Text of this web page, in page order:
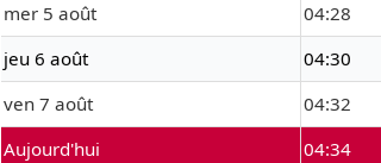
mer 5 août
04:28
jeu 6 août
04:30
ven 7 août
04:32
Aujourd'hui
04:34